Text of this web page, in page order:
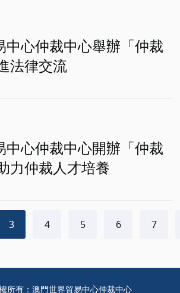
中心仲裁中心舉辦「仲裁
法律交流
中心仲裁中心開辦「仲裁
力仲裁人才培養
3 4 5 6 7
所有：澳門世界貿易中心仲裁中心